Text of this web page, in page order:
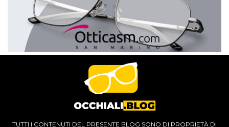
TUTTI I CONTENUTI DEL PRESENTE BLOG SONO DI PROPRIETÀ DI